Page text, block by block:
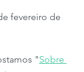
fevereiro de
"Sobre